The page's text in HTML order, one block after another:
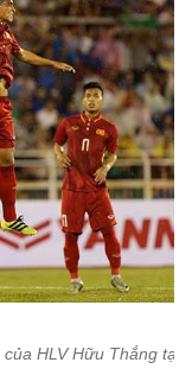
HLV Hữu Thắng tạo